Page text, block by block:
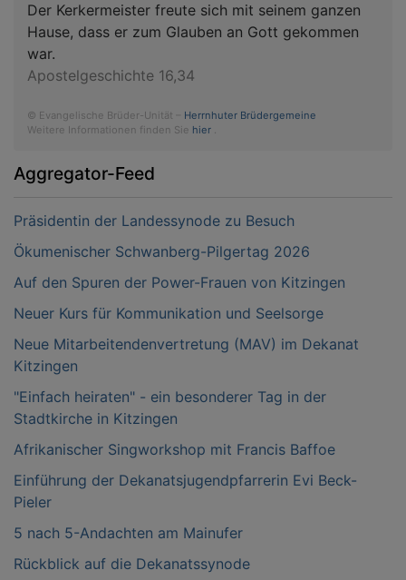
Der Kerkermeister freute sich mit seinem ganzen
Hause, dass er zum Glauben an Gott gekommen
war.
Apostelgeschichte 16,34
© Evangelische Brüder-Unität – Herrnhuter Brüdergemeine
Weitere Informationen finden Sie hier .
Aggregator-Feed
Präsidentin der Landessynode zu Besuch
Ökumenischer Schwanberg-Pilgertag 2026
Auf den Spuren der Power-Frauen von Kitzingen
Neuer Kurs für Kommunikation und Seelsorge
Neue Mitarbeitendenvertretung (MAV) im Dekanat
Kitzingen
"Einfach heiraten" - ein besonderer Tag in der
Stadtkirche in Kitzingen
Afrikanischer Singworkshop mit Francis Baffoe
Einführung der Dekanatsjugendpfarrerin Evi Beck-
Pieler
5 nach 5-Andachten am Mainufer
Rückblick auf die Dekanatssynode